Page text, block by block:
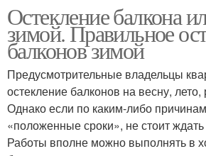
Металлопластиковое
остекление
Остекление балкона
зимой. Правильное
балконов зимой
Предусмотрительные владельцы
остекление балконов на весну,
Однако если по каким-либо
«положенные сроки», не стоит
Работы вполне можно выполнять в